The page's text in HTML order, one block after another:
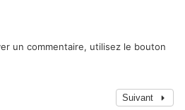
un commentaire, utilisez le bouton
Suivant